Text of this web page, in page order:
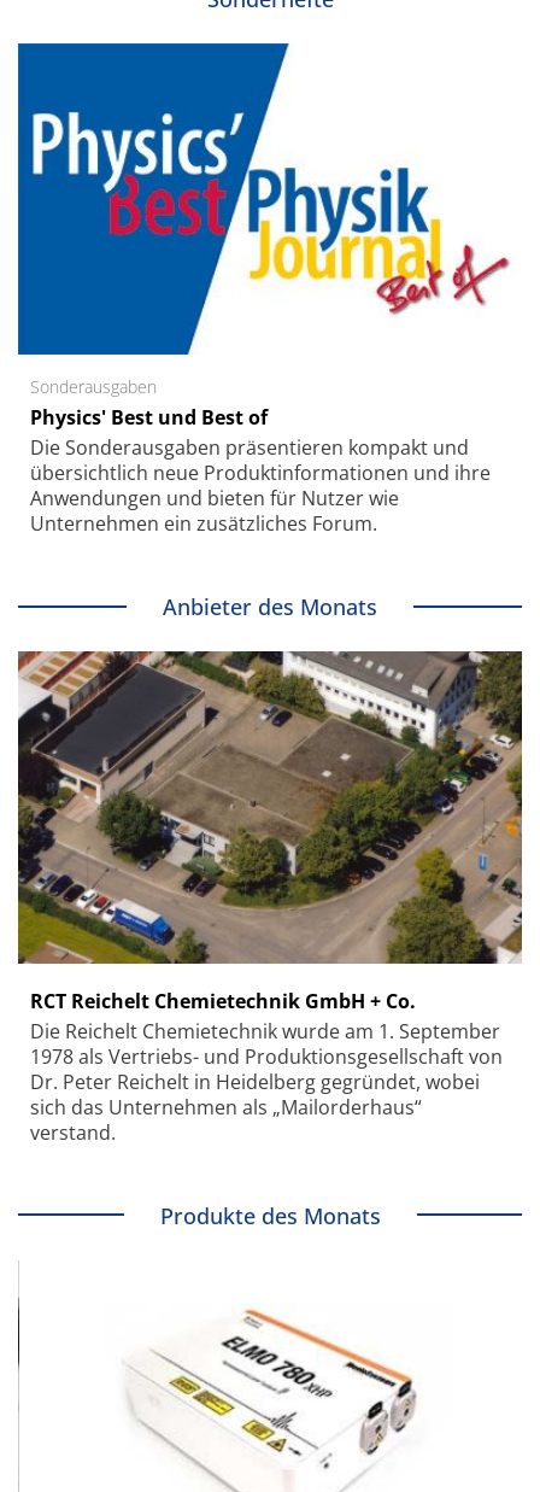
Sonderausgaben
Physics' Best und Best of
Die Sonder­ausgaben präsentieren kompakt und
übersichtlich neue Produkt­informationen und ihre
Anwendungen und bieten für Nutzer wie
Unternehmen ein zusätzliches Forum.
Anbieter des Monats
RCT Reichelt Chemietechnik GmbH + Co.
Die Reichelt Chemietechnik wurde am 1. September
1978 als Vertriebs- und Produktionsgesellschaft von
Dr. Peter Reichelt in Heidelberg gegründet, wobei
sich das Unternehmen als „Mailorderhaus“
verstand.
Produkte des Monats